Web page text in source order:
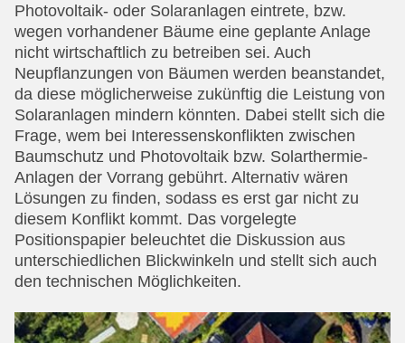
Photovoltaik- oder Solaranlagen eintrete, bzw.
wegen vorhandener Bäume eine geplante Anlage
nicht wirtschaftlich zu betreiben sei. Auch
Neupflanzungen von Bäumen werden beanstandet,
da diese möglicherweise zukünftig die Leistung von
Solaranlagen mindern könnten. Dabei stellt sich die
Frage, wem bei Interessenskonflikten zwischen
Baumschutz und Photovoltaik bzw. Solarthermie-
Anlagen der Vorrang gebührt. Alternativ wären
Lösungen zu finden, sodass es erst gar nicht zu
diesem Konflikt kommt. Das vorgelegte
Positionspapier beleuchtet die Diskussion aus
unterschiedlichen Blickwinkeln und stellt sich auch
den technischen Möglichkeiten.